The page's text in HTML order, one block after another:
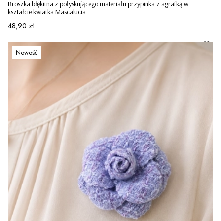
Broszka błękitna z połyskującego materiału przypinka z agrafką w
kształcie kwiatka Mascalucia
Cena
48,90 zł
Nowość